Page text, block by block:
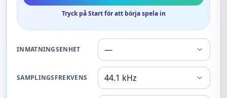
Tryck på Start för att börja spela in
INMATNINGSENHET
SAMPLINGSFREKVENS